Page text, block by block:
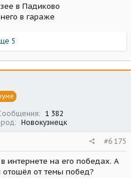
в Падиково
в гараже
5
1 382
Новокузнецк
#6 175
интернете на его победах. А
отошёл от темы побед?